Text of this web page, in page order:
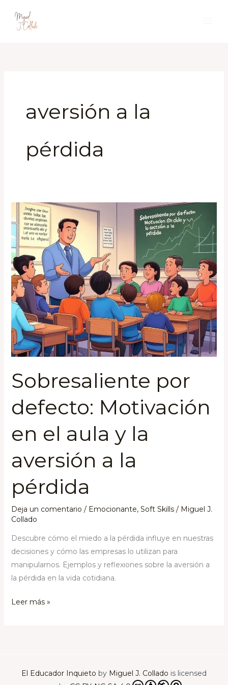
contenido
aversión a la
pérdida
Sobresaliente por
defecto: Motivación
en el aula y la
aversión a la
pérdida
Deja un comentario / Emocionante, Soft Skills/ Miguel J.
Collado
Descubre cómo el miedo a la pérdida influye en nuestras
decisiones y cómo las empresas lo utilizan para
manipularnos. Ejemplos y reflexiones sobre la aversión a
la pérdida en la vida cotidiana.
Sobresaliente
por
defecto:
Motivación
en
el
aula
y
la
aversión
a
la
Leer más »
El Educador Inquieto by Miguel J. Collado is licensed